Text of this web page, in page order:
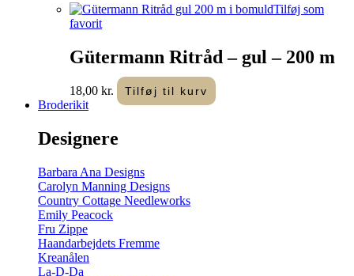
Tilføj som
favorit
Gütermann Ritråd – gul – 200 m
18,00 kr. Tilføj til kurv
Broderikit
Designere
Barbara Ana Designs
Carolyn Manning Designs
Country Cottage Needleworks
Emily Peacock
Fru Zippe
Haandarbejdets Fremme
Kreanålen
La-D-Da